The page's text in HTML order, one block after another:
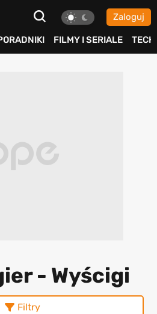
Zaloguj
FILMY I SERIALE TECH
- Wyścigi
Filtry